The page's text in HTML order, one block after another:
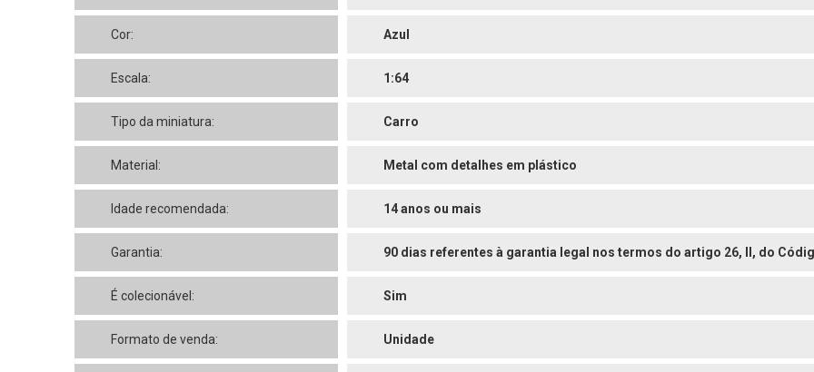
Cor: Azul
Escala: 1:64
Tipo da miniatura: Carro
Material: Metal com detalhes em plástico
Idade recomendada: 14 anos ou mais
Garantia: 90 dias referentes à garantia legal nos termos do artigo 26, II, do
É colecionável: Sim
Formato de venda: Unidade